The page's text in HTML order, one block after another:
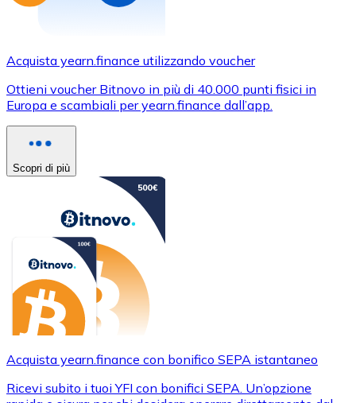
Acquista yearn.finance utilizzando voucher
Ottieni voucher Bitnovo in più di 40.000 punti fisici in
Europa e scambiali per yearn.finance dall’app.
Scopri di più
Acquista yearn.finance con bonifico SEPA istantaneo
Ricevi subito i tuoi YFI con bonifici SEPA. Un’opzione